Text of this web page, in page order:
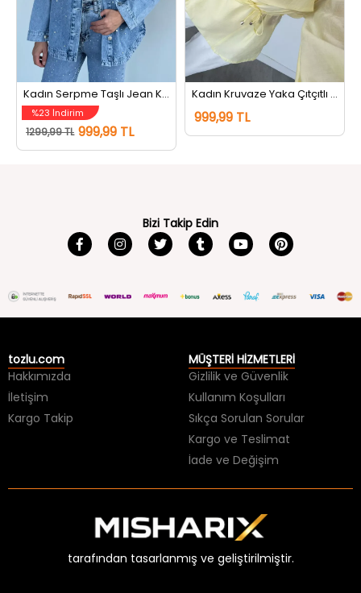
Kadın Serpme Taşlı Jean Kot Ceket Mavi
%23 İndirim
1299,99 TL 999,99 TL
Kadın Kruvaze Yaka Çıtçıtlı Kuşak Detaylı Ceket Sarı
999,99 TL
Bizi Takip Edin
tozlu.com
Hakkımızda
İletişim
Kargo Takip
MÜŞTERİ HİZMETLERİ
Gizlilik ve Güvenlik
Kullanım Koşulları
Sıkça Sorulan Sorular
Kargo ve Teslimat
İade ve Değişim
tarafından tasarlanmış ve geliştirilmiştir.